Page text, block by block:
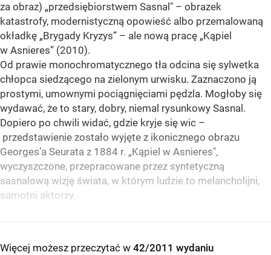
za obraz) „przedsiębiorstwem Sasnal" – obrazek
katastrofy, modernistyczną opowieść albo przemalowaną
okładkę „Brygady Kryzys” – ale nową pracę „Kąpiel
w Asnieres” (2010).
Od prawie monochromatycznego tła odcina się sylwetka
chłopca siedzącego na zielonym urwisku. Zaznaczono ją
prostymi, umownymi pociągnięciami pędzla. Mogłoby się
wydawać, że to stary, dobry, niemal rysunkowy Sasnal.
Dopiero po chwili widać, gdzie kryje się wic –
przedstawienie zostało wyjęte z ikonicznego obrazu
Georges’a Seurata z 1884 r. „Kąpiel w Asnieres",
wyczyszczone, przepracowane przez syntetyczną
sasnalową wizję świata, w którym ludzie to melancholijni,
samotni aktorzy.
Więcej możesz przeczytać w 42/2011 wydaniu